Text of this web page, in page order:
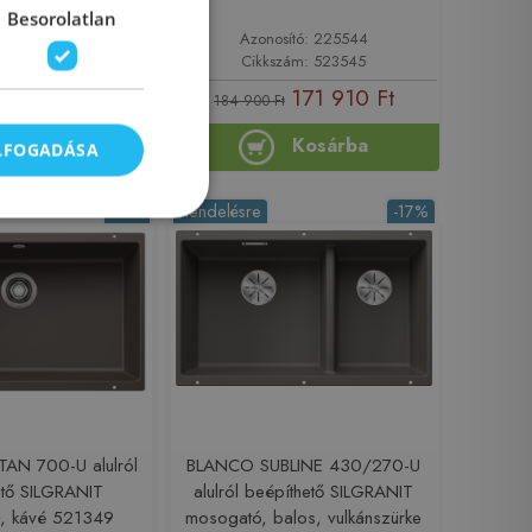
523497
225541
523497
133 000 Ft
Kosárba
Azonosító: 225544
Cikkszám: 523545
184 900 Ft 171 910 Ft
Kosárba
700-U alulról
SILGRANIT
kávé 521349
-17%
Rendelésre
BLANCO SUBLINE 430/270-U
alulról beépíthető SILGRANIT
mosogató, balos, vulkánszürke
Besorolatlan